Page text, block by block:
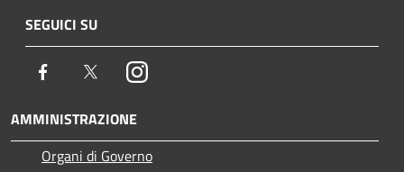
SEGUICI SU
Facebook TwitterInstagram
AMMINISTRAZIONE
Organi di Governo